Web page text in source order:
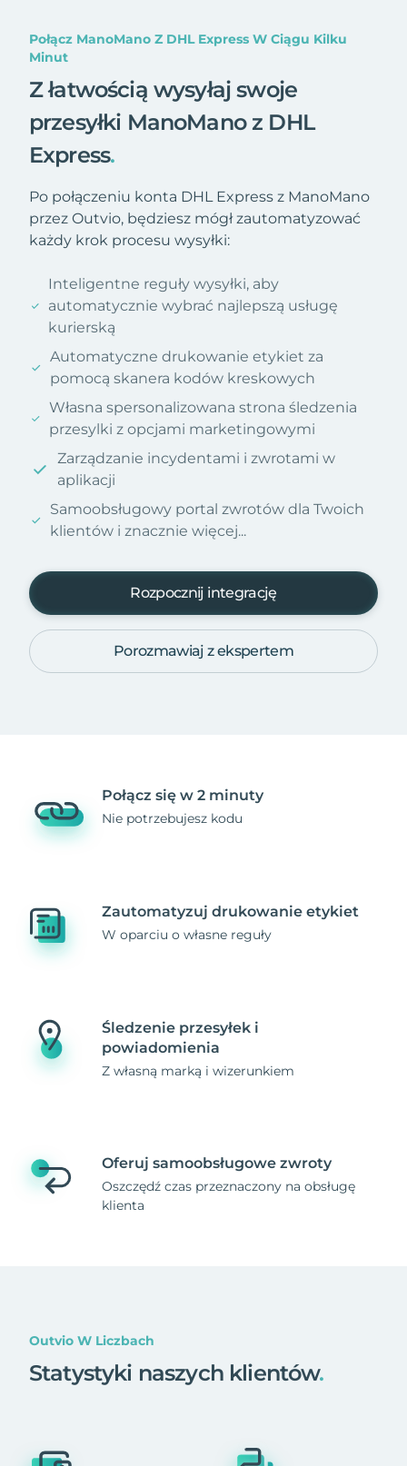
Połącz ManoMano Z DHL Express W Ciągu Kilku
Minut
Z łatwością wysyłaj swoje
przesyłki ManoMano z DHL
Express.
Po połączeniu konta DHL Express z ManoMano
przez Outvio, będziesz mógł zautomatyzować
każdy krok procesu wysyłki:
Inteligentne reguły wysyłki, aby
automatycznie wybrać najlepszą usługę
kurierską
Automatyczne drukowanie etykiet za
pomocą skanera kodów kreskowych
Własna spersonalizowana strona śledzenia
przesylki z opcjami marketingowymi
Zarządzanie incydentami i zwrotami w
aplikacji
Samoobsługowy portal zwrotów dla Twoich
klientów i znacznie więcej...
Rozpocznij integrację
Porozmawiaj z ekspertem
Połącz się w 2 minuty
Nie potrzebujesz kodu
Zautomatyzuj drukowanie etykiet
W oparciu o własne reguły
Śledzenie przesyłek i
powiadomienia
Z własną marką i wizerunkiem
Oferuj samoobsługowe zwroty
Oszczędź czas przeznaczony na obsługę
klienta
Outvio W Liczbach
Statystyki naszych klientów.